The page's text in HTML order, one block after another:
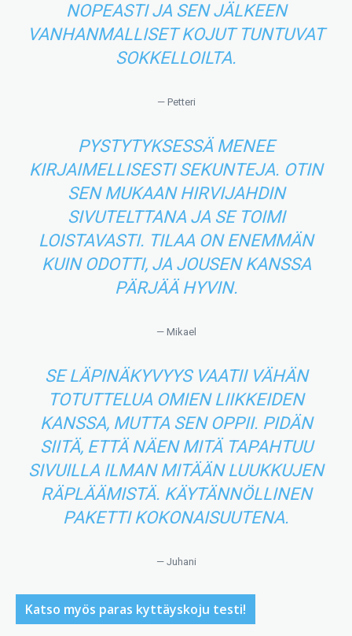
NOPEASTI JA SEN JÄLKEEN
VANHANMALLISET KOJUT TUNTUVAT
SOKKELLOILTA.
— Petteri
PYSTYTYKSESSÄ MENEE
KIRJAIMELLISESTI SEKUNTEJA. OTIN
SEN MUKAAN HIRVIJAHDIN
SIVUTELTTANA JA SE TOIMI
LOISTAVASTI. TILAA ON ENEMMÄN
KUIN ODOTTI, JA JOUSEN KANSSA
PÄRJÄÄ HYVIN.
— Mikael
SE LÄPINÄKYVYYS VAATII VÄHÄN
TOTUTTELUA OMIEN LIIKKEIDEN
KANSSA, MUTTA SEN OPPII. PIDÄN
SIITÄ, ETTÄ NÄEN MITÄ TAPAHTUU
SIVUILLA ILMAN MITÄÄN LUUKKUJEN
RÄPLÄÄMISTÄ. KÄYTÄNNÖLLINEN
PAKETTI KOKONAISUUTENA.
— Juhani
Katso myös paras kyttäyskoju testi!